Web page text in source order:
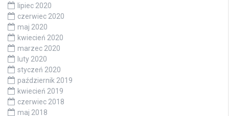
lipiec 2020
czerwiec 2020
maj 2020
kwiecień 2020
marzec 2020
luty 2020
styczeń 2020
październik 2019
kwiecień 2019
czerwiec 2018
maj 2018